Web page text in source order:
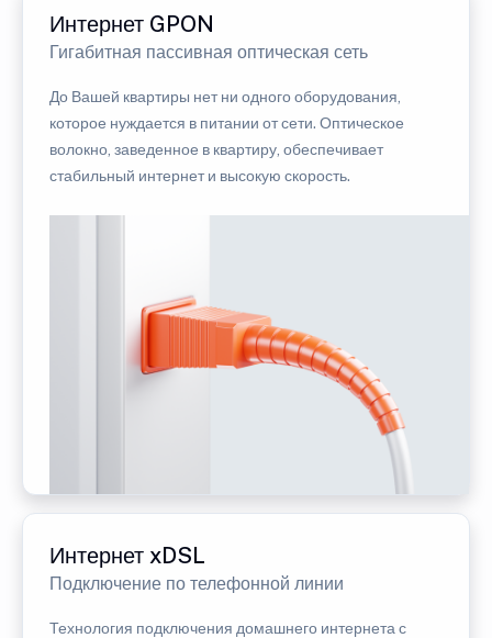
Интернет GPON
Гигабитная пассивная оптическая сеть
До Вашей квартиры нет ни одного оборудования,
которое нуждается в питании от сети. Оптическое
волокно, заведенное в квартиру, обеспечивает
стабильный интернет и высокую скорость.
Интернет xDSL
Подключение по телефонной линии
Технология подключения домашнего интернета с